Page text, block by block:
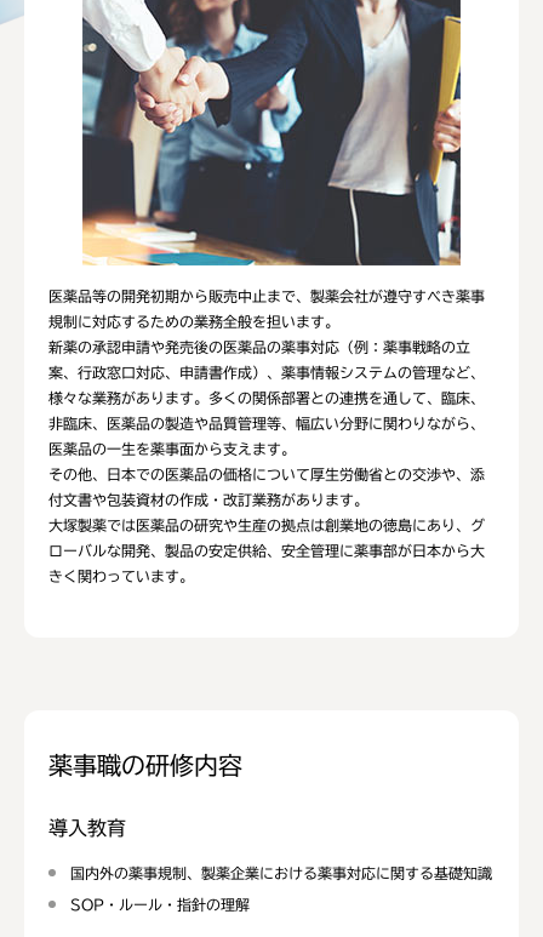
医薬品等の開発初期から販売中止まで、製薬会社が遵守すべき薬事
規制に対応するための業務全般を担います。
新薬の承認申請や発売後の医薬品の薬事対応（例：薬事戦略の立
案、行政窓口対応、申請書作成）、薬事情報システムの管理など、
様々な業務があります。多くの関係部署との連携を通して、臨床、
非臨床、医薬品の製造や品質管理等、幅広い分野に関わりながら、
医薬品の一生を薬事面から支えます。
その他、日本での医薬品の価格について厚生労働省との交渉や、添
付文書や包装資材の作成・改訂業務があります。
大塚製薬では医薬品の研究や生産の拠点は創業地の徳島にあり、グ
ローバルな開発、製品の安定供給、安全管理に薬事部が日本から大
きく関わっています。
薬事職の研修内容
導入教育
国内外の薬事規制、製薬企業における薬事対応に関する基礎知識
SOP・ルール・指針の理解